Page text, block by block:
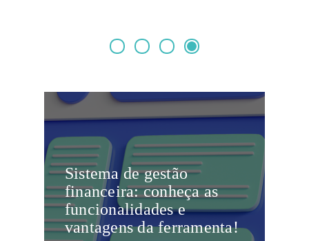
Sistema de gestão
financeira: conheça as
funcionalidades e
vantagens da ferramenta!